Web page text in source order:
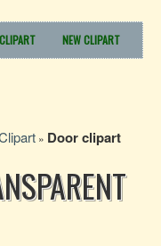
NEW CLIPART
» Door clipart